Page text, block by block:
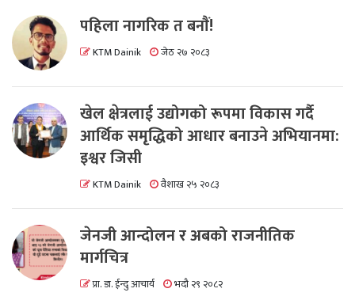
पहिला नागरिक त बनाैं!
KTM Dainik जेठ २७ २०८३
खेल क्षेत्रलाई उद्योगको रूपमा विकास गर्दै
आर्थिक समृद्धिको आधार बनाउने अभियानमा:
इश्वर जिसी
KTM Dainik वैशाख २५ २०८३
जेनजी आन्दोलन र अबको राजनीतिक
मार्गचित्र
प्रा. डा. ईन्दु आचार्य भदौ २९ २०८२